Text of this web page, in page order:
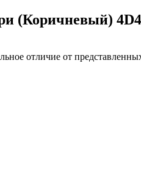
отличие от